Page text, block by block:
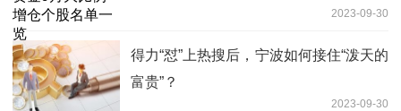
2023-09-30
得力“怼”上热搜后，宁波如何接住“泼天的
富贵”？
2023-09-30